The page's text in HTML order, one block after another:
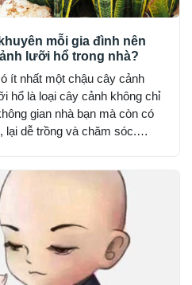
mỗi gia đình nên
lưỡi hổ trong nhà?
ít nhất một chậu cây cảnh
hổ là loại cây cảnh không chỉ
gian nhà bạn mà còn có
dễ trồng và chăm sóc.